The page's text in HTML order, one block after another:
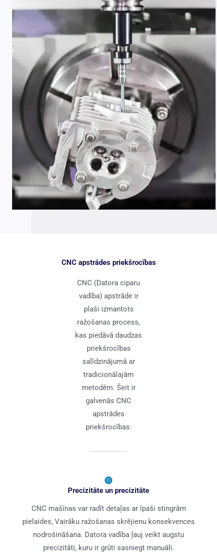
CNC apstrādes priekšrocības
CNC (Datora ciparu
vadība) apstrāde ir
plaši izmantots
ražošanas process,
kas piedāvā daudzas
priekšrocības
salīdzinājumā ar
tradicionālajām
metodēm. Šeit ir
galvenās CNC
apstrādes
priekšrocības:
Precizitāte un precizitāte
CNC mašīnas var radīt detaļas ar īpaši stingrām
pielaides, Vairāku ražošanas skrējienu konsekvences
nodrošināšana. Datora vadība ļauj veikt augstu
precizitāti, kuru ir grūti sasniegt manuāli.